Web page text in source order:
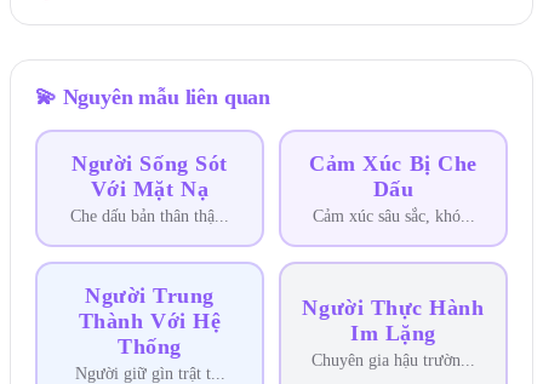
💫 Nguyên mẫu liên quan
Người Sống Sót
Với Mặt Nạ
Che dấu bản thân thậ
Cảm Xúc Bị Che
Dấu
Cảm xúc sâu sắc, khó...
Người Trung
Thành Với Hệ
Thống
Người giữ gìn trật t...
Người Thực Hành
Im Lặng
Chuyên gia hậu trườn...